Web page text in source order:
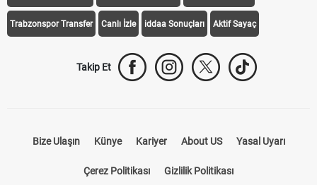
Trabzonspor Transfer Canlı İzle iddaa Sonuçları Aktif Sayaç
Takip Et
Bize Ulaşın Künye Kariyer About US Yasal Uyarı
Çerez Politikası Gizlilik Politikası